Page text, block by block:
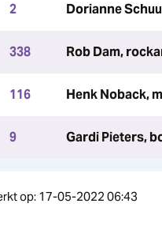
2 Dorianne
338 Rob Dam,
116 Henk Noback,
9 Gardi Pieters,
op: 17-05-2022 06:43